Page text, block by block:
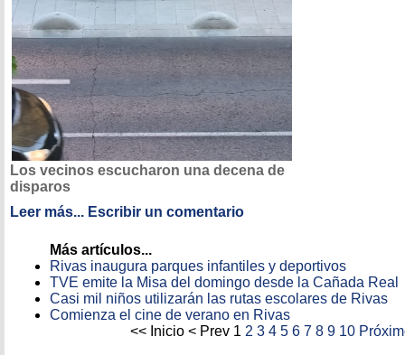
Los vecinos escucharon una decena de
disparos
Leer más... Escribir un comentario
Más artículos...
Rivas inaugura parques infantiles y deportivos
TVE emite la Misa del domingo desde la Cañada Real
Casi mil niños utilizarán las rutas escolares de Rivas
Comienza el cine de verano en Rivas
<< Inicio < Prev 1 2 3 4 5 6 7 8 9 10